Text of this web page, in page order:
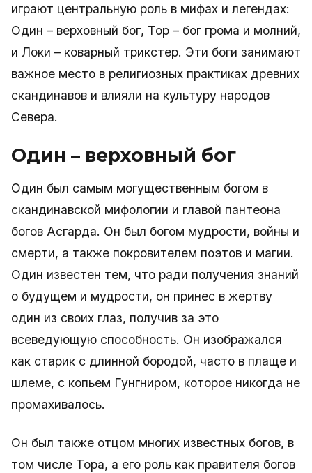
играют центральную роль в мифах и легендах:
Один – верховный бог, Тор – бог грома и молний,
и Локи – коварный трикстер. Эти боги занимают
важное место в религиозных практиках древних
скандинавов и влияли на культуру народов
Севера.
Один – верховный бог
Один был самым могущественным богом в
скандинавской мифологии и главой пантеона
богов Асгарда. Он был богом мудрости, войны и
смерти, а также покровителем поэтов и магии.
Один известен тем, что ради получения знаний
о будущем и мудрости, он принес в жертву
один из своих глаз, получив за это
всеведующую способность. Он изображался
как старик с длинной бородой, часто в плаще и
шлеме, с копьем Гунгниром, которое никогда не
промахивалось.
Он был также отцом многих известных богов, в
том числе Тора, а его роль как правителя богов